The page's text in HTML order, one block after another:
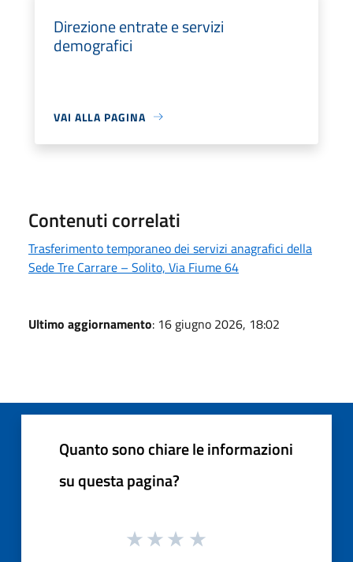
Direzione entrate e servizi
demografici
VAI ALLA PAGINA
Contenuti correlati
Trasferimento temporaneo dei servizi anagrafici della
Sede Tre Carrare – Solito, Via Fiume 64
Ultimo aggiornamento: 16 giugno 2026, 18:02
Quanto sono chiare le informazioni
su questa pagina?